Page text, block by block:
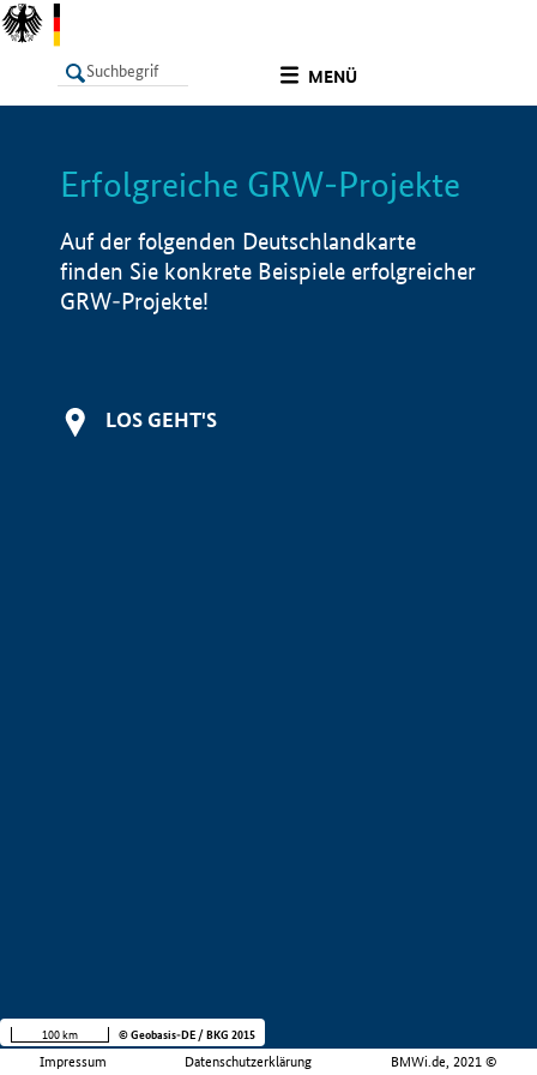
MENÜ
LISTE Info
Erfolgreiche GRW-Projekte
Auf der folgenden Deutschlandkarte
finden Sie konkrete Beispiele erfolgreicher
GRW-Projekte!
LOS GEHT'S
Impressum Datenschutzerklärung BMWi.de, 2021 ©
100 km © Geobasis-DE / BKG 2015